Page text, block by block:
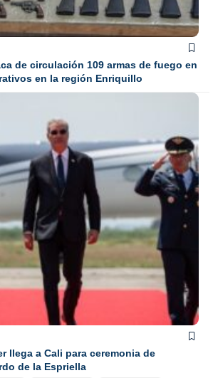
de circulación 109 armas de fuego en
en la región Enriquillo
llega a Cali para ceremonia de
de la Espriella